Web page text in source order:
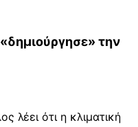
την
λέει ότι η κλιματική